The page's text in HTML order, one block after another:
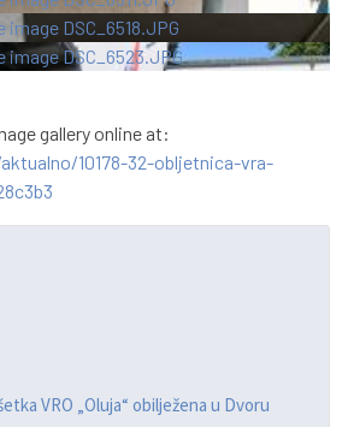
gallery online at:
10178-32-obljetnica-vra-
VRO „Oluja“ obilježena u Dvoru